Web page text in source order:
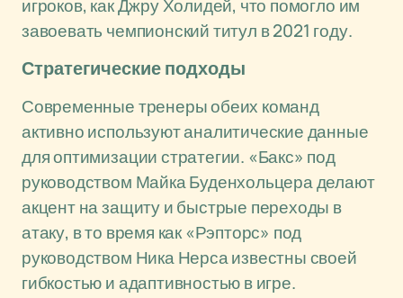
игроков, как Джру Холидей, что помогло им
завоевать чемпионский титул в 2021 году.
Стратегические подходы
Современные тренеры обеих команд
активно используют аналитические данные
для оптимизации стратегии. «Бакс» под
руководством Майка Буденхольцера делают
акцент на защиту и быстрые переходы в
атаку, в то время как «Рэпторс» под
руководством Ника Нерса известны своей
гибкостью и адаптивностью в игре.